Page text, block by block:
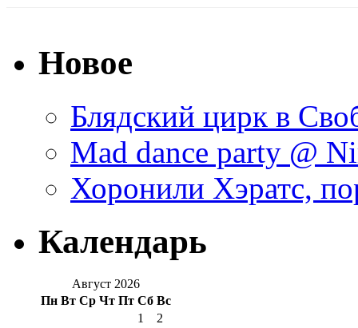
Новое
Блядский цирк в
Mad dance party @
Хоронили Хэратс,
Календарь
Август 2026
Пн Вт Ср Чт Пт Сб Вс
1
2